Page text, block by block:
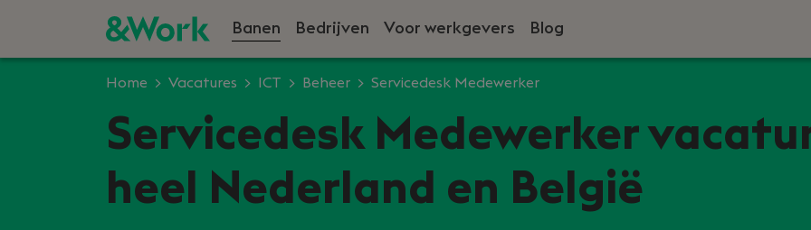
Banen Bedrijven Voor werkgevers Blog
Home Vacatures ICT Beheer Servicedesk Medewerker
Servicedesk Medewerker
heel Nederland en België